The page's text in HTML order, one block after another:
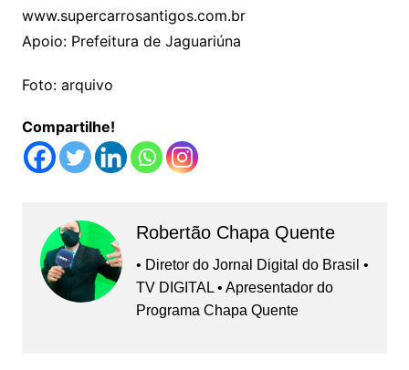
www.supercarrosantigos.com.br
Apoio: Prefeitura de Jaguariúna
Foto: arquivo
Compartilhe!
Robertão Chapa Quente
• Diretor do Jornal Digital do Brasil •
TV DIGITAL • Apresentador do
Programa Chapa Quente